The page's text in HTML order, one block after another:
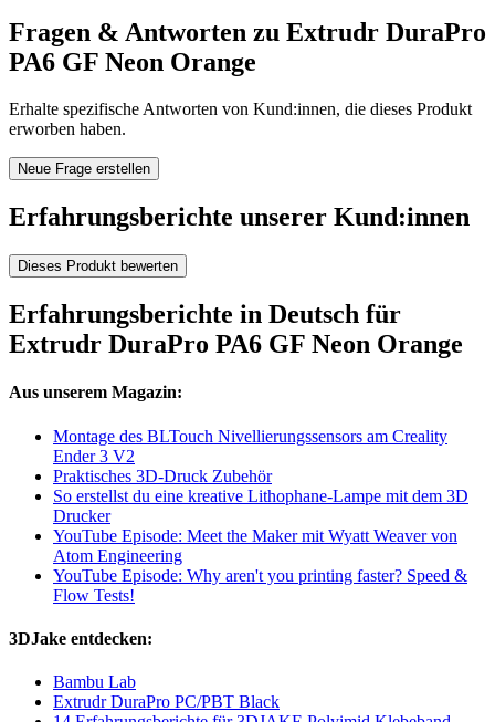
Fragen & Antworten zu Extrudr DuraPro
PA6 GF Neon Orange
Erhalte spezifische Antworten von Kund:innen, die dieses Produkt
erworben haben.
Neue Frage erstellen
Erfahrungsberichte unserer Kund:innen
Dieses Produkt bewerten
Erfahrungsberichte in Deutsch für
Extrudr DuraPro PA6 GF Neon Orange
Aus unserem Magazin:
Montage des BLTouch Nivellierungssensors am Creality
Ender 3 V2
Praktisches 3D-Druck Zubehör
So erstellst du eine kreative Lithophane-Lampe mit dem 3D
Drucker
YouTube Episode: Meet the Maker mit Wyatt Weaver von
Atom Engineering
YouTube Episode: Why aren't you printing faster? Speed &
Flow Tests!
3DJake entdecken:
Bambu Lab
Extrudr DuraPro PC/PBT Black